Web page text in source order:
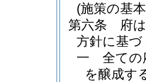
(施策の基
第六条
府
方針に基
一
全ての
を醸成す